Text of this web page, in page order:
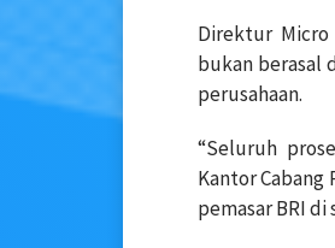
Direktur Micro
bukan berasal
perusahaan.
“Seluruh
Kantor
pemasar BRI